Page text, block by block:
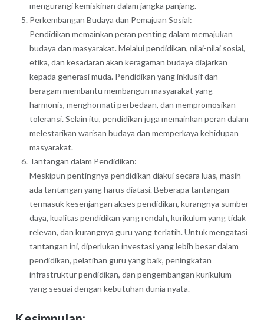
mengurangi kemiskinan dalam jangka panjang.
Perkembangan Budaya dan Pemajuan Sosial:
Pendidikan memainkan peran penting dalam memajukan
budaya dan masyarakat. Melalui pendidikan, nilai-nilai sosial,
etika, dan kesadaran akan keragaman budaya diajarkan
kepada generasi muda. Pendidikan yang inklusif dan
beragam membantu membangun masyarakat yang
harmonis, menghormati perbedaan, dan mempromosikan
toleransi. Selain itu, pendidikan juga memainkan peran dalam
melestarikan warisan budaya dan memperkaya kehidupan
masyarakat.
Tantangan dalam Pendidikan:
Meskipun pentingnya pendidikan diakui secara luas, masih
ada tantangan yang harus diatasi. Beberapa tantangan
termasuk kesenjangan akses pendidikan, kurangnya sumber
daya, kualitas pendidikan yang rendah, kurikulum yang tidak
relevan, dan kurangnya guru yang terlatih. Untuk mengatasi
tantangan ini, diperlukan investasi yang lebih besar dalam
pendidikan, pelatihan guru yang baik, peningkatan
infrastruktur pendidikan, dan pengembangan kurikulum
yang sesuai dengan kebutuhan dunia nyata.